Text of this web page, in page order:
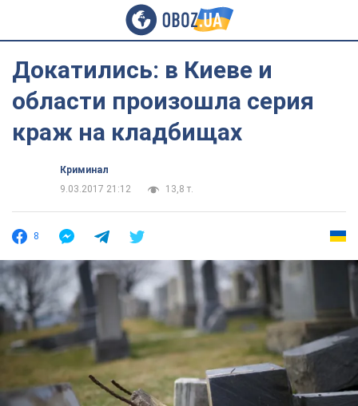
Докатились: в Киеве и
области произошла серия
краж на кладбищах
Криминал
9.03.2017 21:12
13,8 т.
8